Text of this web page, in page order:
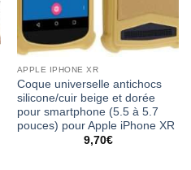
APPLE IPHONE XR
Coque universelle antichocs
silicone/cuir beige et dorée
pour smartphone (5.5 à 5.7
pouces) pour Apple iPhone XR
9,70€